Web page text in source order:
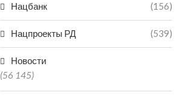
Нацбанк (156)
Нацпроекты РД (539)
Новости
(56 145)